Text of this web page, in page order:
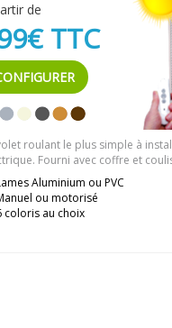
de
TTC
roulant le plus simple à
Fourni avec coffre et
Aluminium ou PVC
ou motorisé
coloris au choix